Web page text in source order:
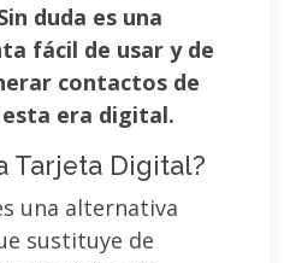
duda es una
fácil de usar y de
contactos de
era digital.
Tarjeta Digital?
una alternativa
sustituye de